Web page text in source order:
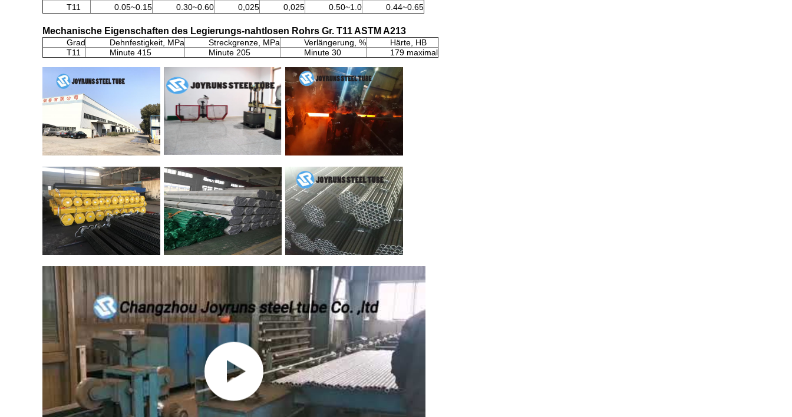
T11
0.05~0.15 0.30~0.60 0,025 0,025 0.50~1.0 0.44~0.65
Mechanische Eigenschaften des Legierungs-nahtlosen Rohrs Gr. T11 ASTM A213
Grad Dehnfestigkeit, MPa Streckgrenze, MPa Verlängerung, %
Härte, HB
T11
Minute 415 Minute 205 Minute 30 179 maximal